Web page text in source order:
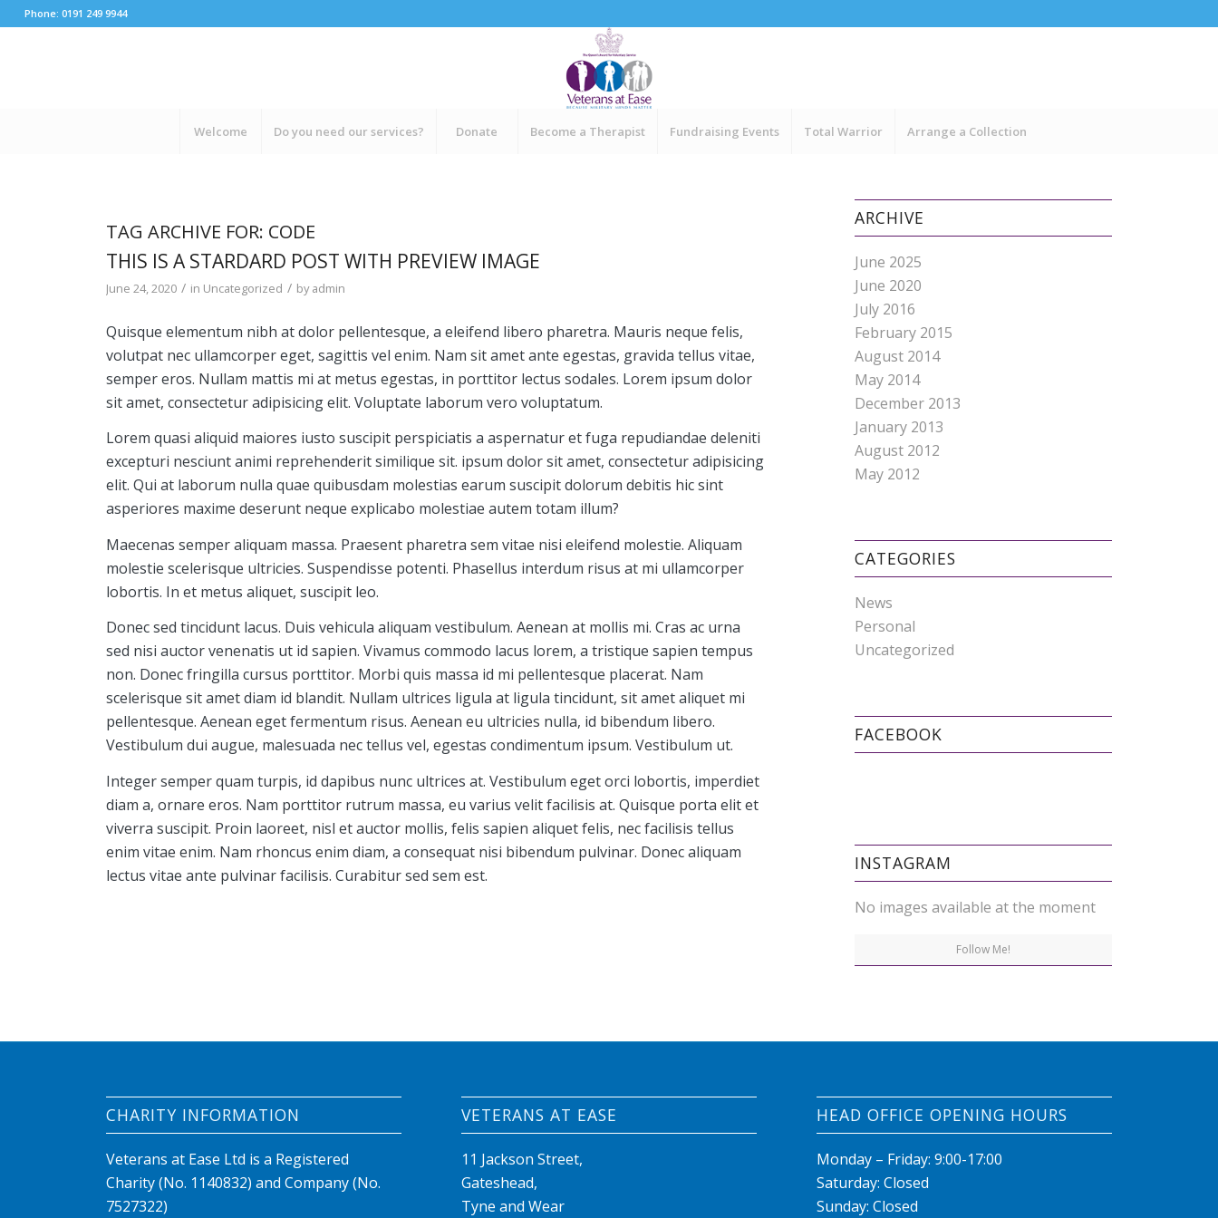
Phone: 0191 249 9944
Welcome Do you need our services? Donate Become a Therapist Fundraising Events Total Warrior Arrange a Collection
TAG ARCHIVE FOR: CODE
THIS IS A STARDARD POST WITH PREVIEW IMAGE
June 24, 2020 / in Uncategorized / byadmin
Quisque elementum nibh at dolor pellentesque, a eleifend libero pharetra. Mauris neque felis,
volutpat nec ullamcorper eget, sagittis vel enim. Nam sit amet ante egestas, gravida tellus vitae,
semper eros. Nullam mattis mi at metus egestas, in porttitor lectus sodales. Lorem ipsum dolor
sit amet, consectetur adipisicing elit. Voluptate laborum vero voluptatum.
Lorem quasi aliquid maiores iusto suscipit perspiciatis a aspernatur et fuga repudiandae deleniti
excepturi nesciunt animi reprehenderit similique sit. ipsum dolor sit amet, consectetur adipisicing
elit. Qui at laborum nulla quae quibusdam molestias earum suscipit dolorum debitis hic sint
asperiores maxime deserunt neque explicabo molestiae autem totam illum?
Maecenas semper aliquam massa. Praesent pharetra sem vitae nisi eleifend molestie. Aliquam
molestie scelerisque ultricies. Suspendisse potenti. Phasellus interdum risus at mi ullamcorper
lobortis. In et metus aliquet, suscipit leo.
Donec sed tincidunt lacus. Duis vehicula aliquam vestibulum. Aenean at mollis mi. Cras ac urna
sed nisi auctor venenatis ut id sapien. Vivamus commodo lacus lorem, a tristique sapien tempus
non. Donec fringilla cursus porttitor. Morbi quis massa id mi pellentesque placerat. Nam
scelerisque sit amet diam id blandit. Nullam ultrices ligula at ligula tincidunt, sit amet aliquet mi
pellentesque. Aenean eget fermentum risus. Aenean eu ultricies nulla, id bibendum libero.
Vestibulum dui augue, malesuada nec tellus vel, egestas condimentum ipsum. Vestibulum ut.
Integer semper quam turpis, id dapibus nunc ultrices at. Vestibulum eget orci lobortis, imperdiet
diam a, ornare eros. Nam porttitor rutrum massa, eu varius velit facilisis at. Quisque porta elit et
viverra suscipit. Proin laoreet, nisl et auctor mollis, felis sapien aliquet felis, nec facilisis tellus
enim vitae enim. Nam rhoncus enim diam, a consequat nisi bibendum pulvinar. Donec aliquam
lectus vitae ante pulvinar facilisis. Curabitur sed sem est.
ARCHIVE
June 2025
June 2020
July 2016
February 2015
August 2014
May 2014
December 2013
January 2013
August 2012
May 2012
CATEGORIES
News
Personal
Uncategorized
FACEBOOK
INSTAGRAM
No images available at the moment
Follow Me!
CHARITY INFORMATION
Veterans at Ease Ltd is a Registered
Charity (No. 1140832) and Company (No.
7527322)
VETERANS AT EASE
11 Jackson Street,
Gateshead,
Tyne and Wear
HEAD OFFICE OPENING HOURS
Monday – Friday: 9:00-17:00
Saturday: Closed
Sunday: Closed